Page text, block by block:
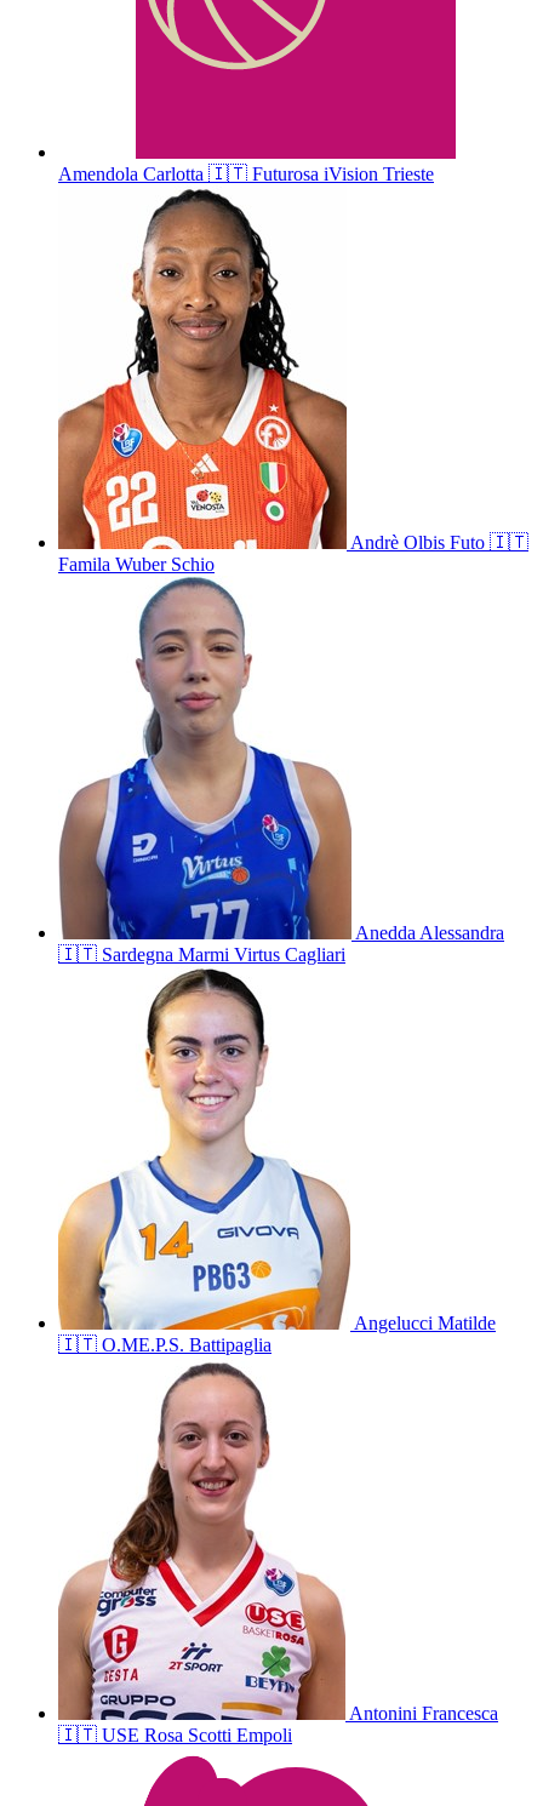
Amendola Carlotta 🇮🇹 Futurosa iVision Trieste
Andrè Olbis Futo 🇮🇹
Famila Wuber Schio
AneddaAlessandra
🇮🇹 Sardegna Marmi Virtus Cagliari
Angelucci Matilde
🇮🇹 O.ME.P.S. Battipaglia
Antonini Francesca
🇮🇹 USE Rosa Scotti Empoli